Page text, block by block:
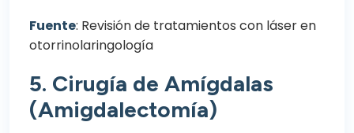
Fuente: Revisión de tratamientos con láser en
otorrinolaringología
5. Cirugía de Amígdalas
(Amigdalectomía)